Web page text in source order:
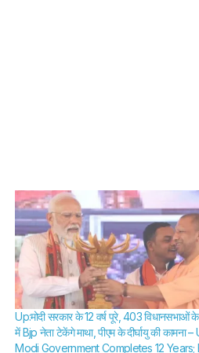
Up:मोदी सरकार के 12 वर्ष पूरे, 403 विधानसभाओं के
में Bjp नेता टेकेंगे माथा, पीएम के दीर्घायु की कामना –
Modi Government Completes 12 Years;